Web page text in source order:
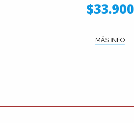
$33.900
MÁS INFO